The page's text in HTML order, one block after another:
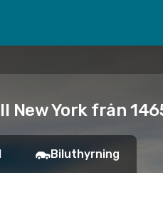
York från
Biluthyrning